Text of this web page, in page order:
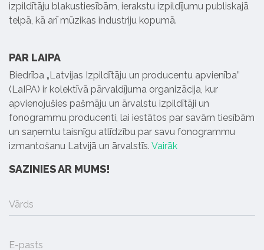
izpildītāju blakustiesībām, ierakstu izpildījumu publiskajā
telpā, kā arī mūzikas industriju kopumā.
PAR LAIPA
Biedrība „Latvijas Izpildītāju un producentu apvienība”
(LaIPA) ir kolektīvā pārvaldījuma organizācija, kur
apvienojušies pašmāju un ārvalstu izpildītāji un
fonogrammu producenti, lai iestātos par savām tiesībām
un saņemtu taisnīgu atlīdzību par savu fonogrammu
izmantošanu Latvijā un ārvalstīs. Vairāk
SAZINIES AR MUMS!
Vārds
E-pasts